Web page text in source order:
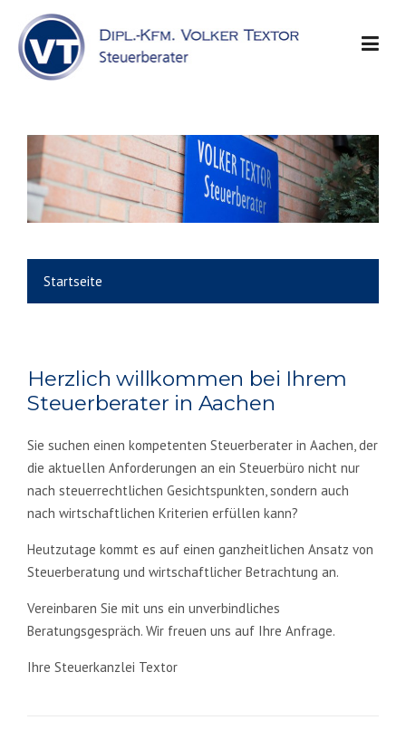
content
Startseite
Herzlich willkommen bei Ihrem
Steuerberater in Aachen
Sie suchen einen kompetenten Steuerberater in Aachen, der
die aktuellen Anforderungen an ein Steuerbüro nicht nur
nach steuerrechtlichen Gesichtspunkten, sondern auch
nach wirtschaftlichen Kriterien erfüllen kann?
Heutzutage kommt es auf einen ganzheitlichen Ansatz von
Steuerberatung und wirtschaftlicher Betrachtung an.
Vereinbaren Sie mit uns ein unverbindliches
Beratungsgespräch. Wir freuen uns auf Ihre Anfrage.
Ihre Steuerkanzlei Textor